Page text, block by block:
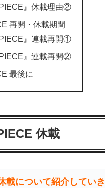
PIECE』休載理由②
再開・休載期間
PIECE』連載再開①
PIECE』連載再開②
最後に
休載
載について紹介してい